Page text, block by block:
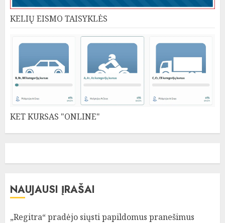
KELIŲ EISMO TAISYKLĖS
KET KURSAS "ONLINE"
NAUJAUSI ĮRAŠAI
„Regitra“ pradėjo siųsti papildomus pranešimus